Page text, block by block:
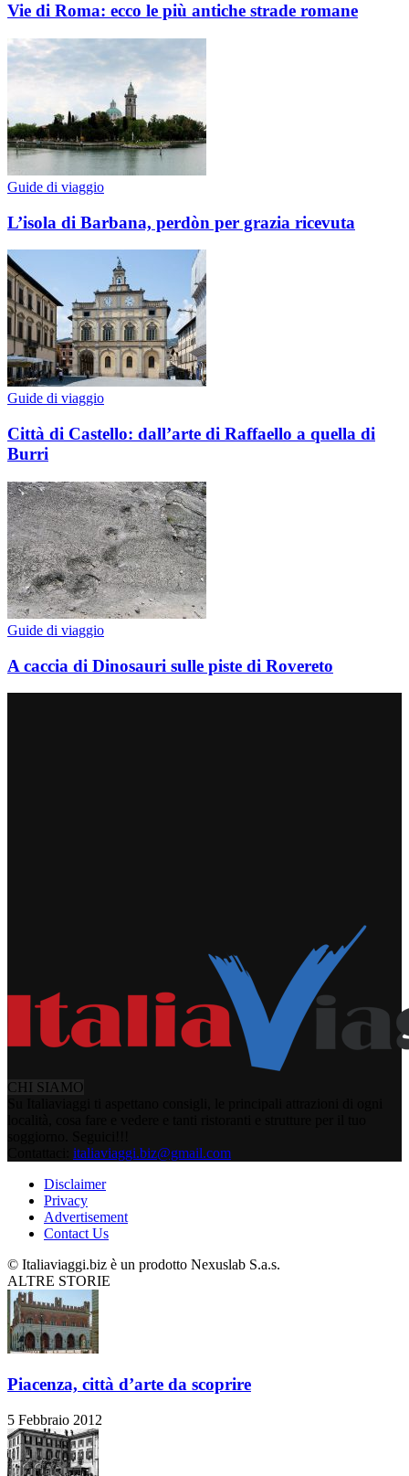
Vie di Roma: ecco le più antiche strade romane
Guide di viaggio
L’isola di Barbana, perdòn per grazia ricevuta
Guide di viaggio
Città di Castello: dall’arte di Raffaello a quella di
Burri
Guide di viaggio
A caccia di Dinosauri sulle piste di Rovereto
CHI SIAMO
italiaviaggi.biz@gmail.com
Disclaimer
Privacy
Advertisement
Contact Us
© Italiaviaggi.biz è un prodotto Nexuslab S.a.s.
ALTRE STORIE
Piacenza, città d’arte da scoprire
5 Febbraio 2012